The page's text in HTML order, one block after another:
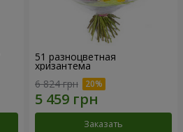
51 разноцветная
хризантема
6 824 грн
Заказать